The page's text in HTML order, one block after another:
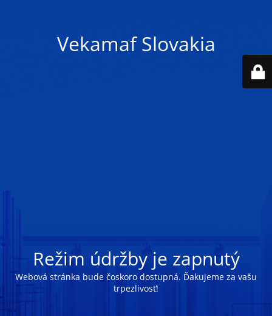
Vekamaf Slovakia
Režim údržby je zapnutý
Webová stránka bude čoskoro dostupná. Ďakujeme za vašu
trpezlivosť!